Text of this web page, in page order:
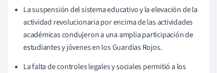
La suspensión del sistema educativo y la elevación de la
actividad revolucionaria por encima de las actividades
académicas condujeron a una amplia participación de
estudiantes y jóvenes en los Guardias Rojos.
La falta de controles legales y sociales permitió a los